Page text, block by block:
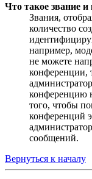
Что такое звание и
Звания,
количество
например,
не можете
конференции,
конференцию
того, чтобы
конференций
сообщений.
Вернуться к началу